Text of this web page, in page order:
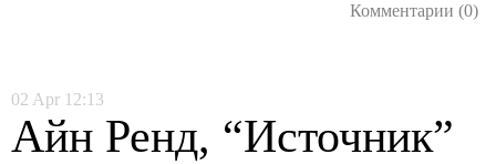
Комментарии (0)
02 Apr 12:13
Айн Ренд, “Источник”